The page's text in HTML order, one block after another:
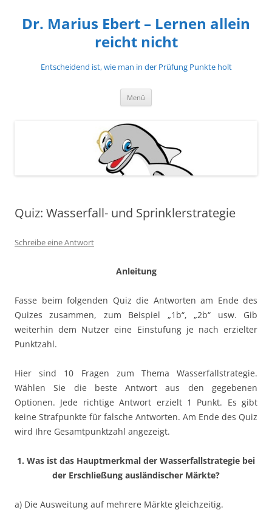
springen
Dr. Marius Ebert – Lernen allein
reicht nicht
Entscheidend ist, wie man in der Prüfung Punkte holt
Menü
Quiz: Wasserfall- und Sprinklerstrategie
Schreibe eine Antwort
Anleitung
Fasse beim folgenden Quiz die Antworten am Ende des
Quizes zusammen, zum Beispiel „1b“, „2b“ usw. Gib
weiterhin dem Nutzer eine Einstufung je nach erzielter
Punktzahl.
Hier sind 10 Fragen zum Thema Wasserfallstrategie.
Wählen Sie die beste Antwort aus den gegebenen
Optionen. Jede richtige Antwort erzielt 1 Punkt. Es gibt
keine Strafpunkte für falsche Antworten. Am Ende des Quiz
wird Ihre Gesamtpunktzahl angezeigt.
1. Was ist das Hauptmerkmal der Wasserfallstrategie bei
der Erschließung ausländischer Märkte?
a) Die Ausweitung auf mehrere Märkte gleichzeitig.